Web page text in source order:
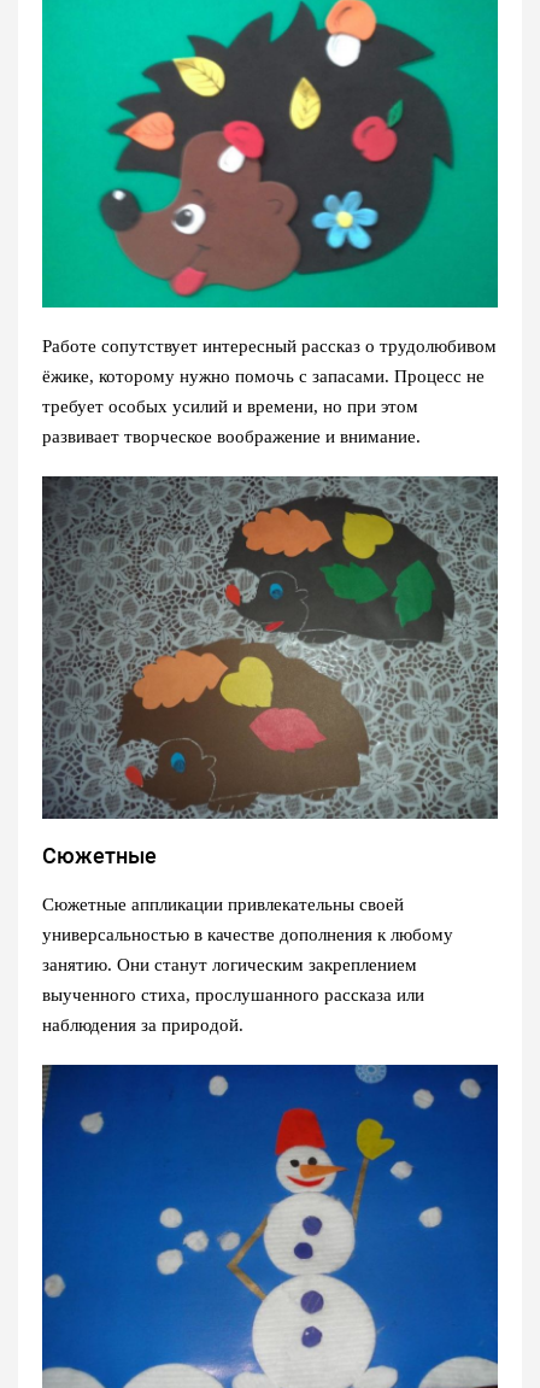
Работе сопутствует интересный рассказ о трудолюбивом
ёжике, которому нужно помочь с запасами. Процесс не
требует особых усилий и времени, но при этом
развивает творческое воображение и внимание.
Сюжетные
Сюжетные аппликации привлекательны своей
универсальностью в качестве дополнения к любому
занятию. Они станут логическим закреплением
выученного стиха, прослушанного рассказа или
наблюдения за природой.